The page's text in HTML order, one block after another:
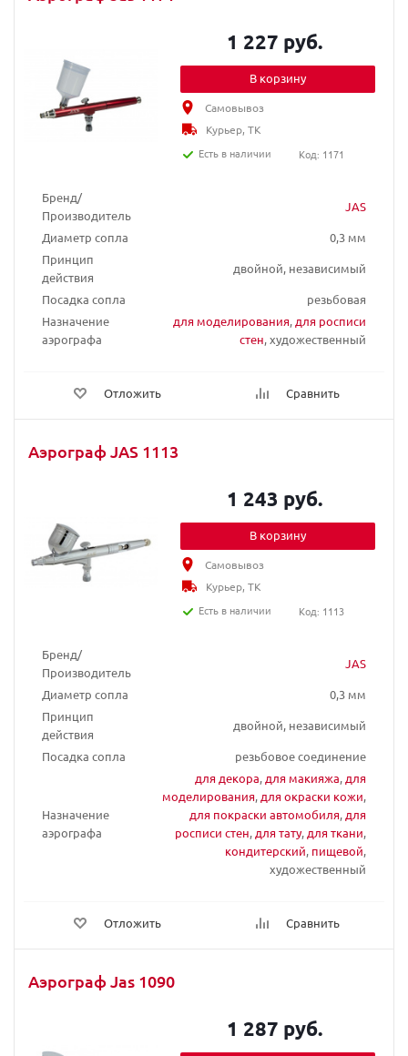
Бренд/
Производитель
JAS
Диаметр сопла
0,3 мм
Принцип
действия
двойной, независимый
Посадка сопла
резьбовая
Назначение
аэрографа
для моделирования, для росписи
стен, художественный
Отложить Сравнить
1 227 руб.
В корзину
Самовывоз
Курьер, ТК
Есть в наличии
Код: 1171
Аэрограф JAS 1113
Бренд/
Производитель
JAS
Диаметр сопла
0,3 мм
Принцип
действия
двойной, независимый
Посадка сопла
резьбовое соединение
Назначение
аэрографа
для декора, для макияжа, для
моделирования, для окраски кожи,
для покраски автомобиля, для
росписи стен, для тату, для ткани,
кондитерский, пищевой,
художественный
Отложить Сравнить
1 243 руб.
В корзину
Самовывоз
Курьер, ТК
Есть в наличии
Код: 1113
Аэрограф Jas 1090
1 287 руб.